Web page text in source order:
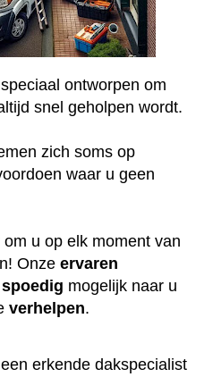
ontworpen om
snel geholpen wordt.
zich soms op
waar u geen
u op elk moment van
Onze ervaren
spoedig mogelijk naar u
verhelpen.
erkende dakspecialist